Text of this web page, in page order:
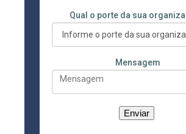
Qual o porte da sua
Mensagem
Enviar